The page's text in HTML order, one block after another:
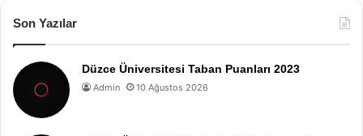
Son Yazılar
Düzce Üniversitesi Taban Puanları 2023
Admin 10 Ağustos 2026